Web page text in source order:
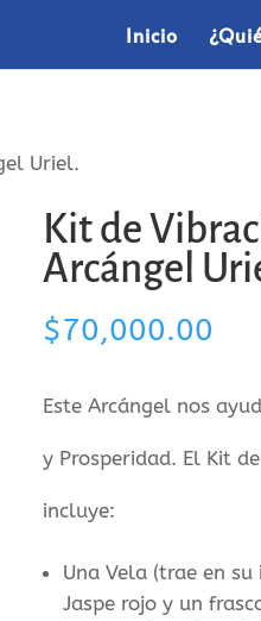
Inicio
Uriel.
Kit de
Arcángel
$70,000.00
Este Arcángel nos
y Prosperidad. El Kit
incluye:
Una Vela (trae en
Jaspe rojo y un